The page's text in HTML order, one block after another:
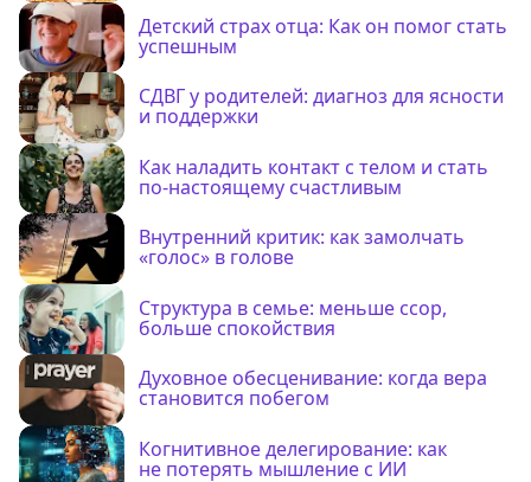
Детский страх отца: Как он помог стать
успешным
СДВГ у родителей: диагноз для ясности
и поддержки
Как наладить контакт с телом и стать
по-настоящему счастливым
Внутренний критик: как замолчать
«голос» в голове
Структура в семье: меньше ссор,
больше спокойствия
Духовное обесценивание: когда вера
становится побегом
Когнитивное делегирование: как
не потерять мышление с ИИ